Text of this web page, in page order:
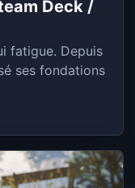
Deck /
fatigue. Depuis
ses fondations